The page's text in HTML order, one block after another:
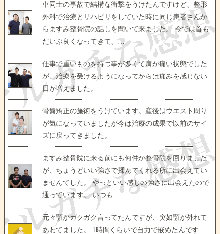
車同士の事故で結構な衝撃をうけたんですけど、整形
外科で治療とリハビリをしていた時に同じ患者さんか
らますみ整骨院の話しを聞いて来ました。 今では首も
だいぶ良くなってきて、…
仕事で重いものを持つ事が多くて肩が痛い状態でした
が、治療を受けるようになってからは痛みを感じない
日が増えました。
骨盤矯正の施術をうけています。産後はウエスト周り
が気になっていましたが今は治療の成果で以前のサイ
ズに戻ってきました。
ますみ整骨院に来る前にも何件か整骨院を回りました
が、ちょうどいい強さで揉んでくれる所に出会えてい
ませんでした。 やっといい感じの強さに出会えたので
通っています。 いつも…
元々顎がガクガク言ってたんですが、突如顎が外れて
あわてました。 1時間くらいで自力で嵌めたんです